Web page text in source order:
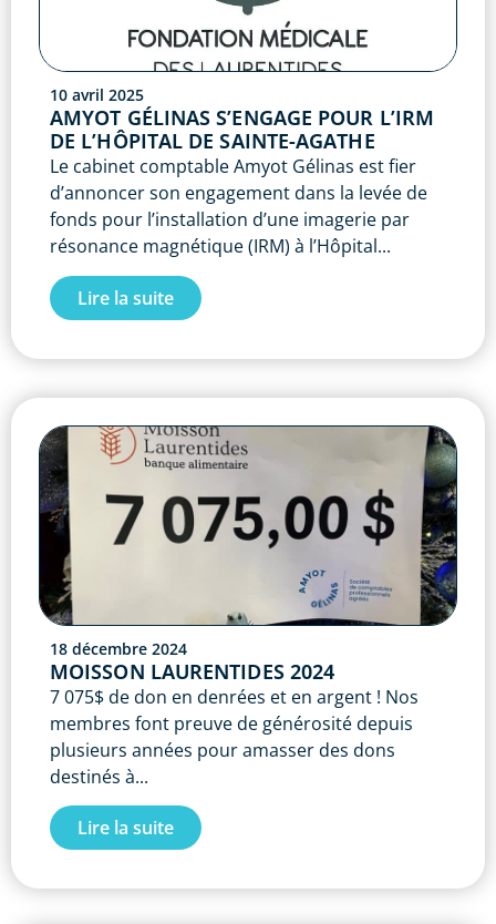
10 avril 2025
AMYOT GÉLINAS S’ENGAGE POUR L’IRM
DE L’HÔPITAL DE SAINTE-AGATHE
Le cabinet comptable Amyot Gélinas est fier
d’annoncer son engagement dans la levée de
fonds pour l’installation d’une imagerie par
résonance magnétique (IRM) à l’Hôpital...
Lire la suite
18 décembre 2024
MOISSON LAURENTIDES 2024
7 075$ de don en denrées et en argent ! Nos
membres font preuve de générosité depuis
plusieurs années pour amasser des dons
destinés à...
Lire la suite